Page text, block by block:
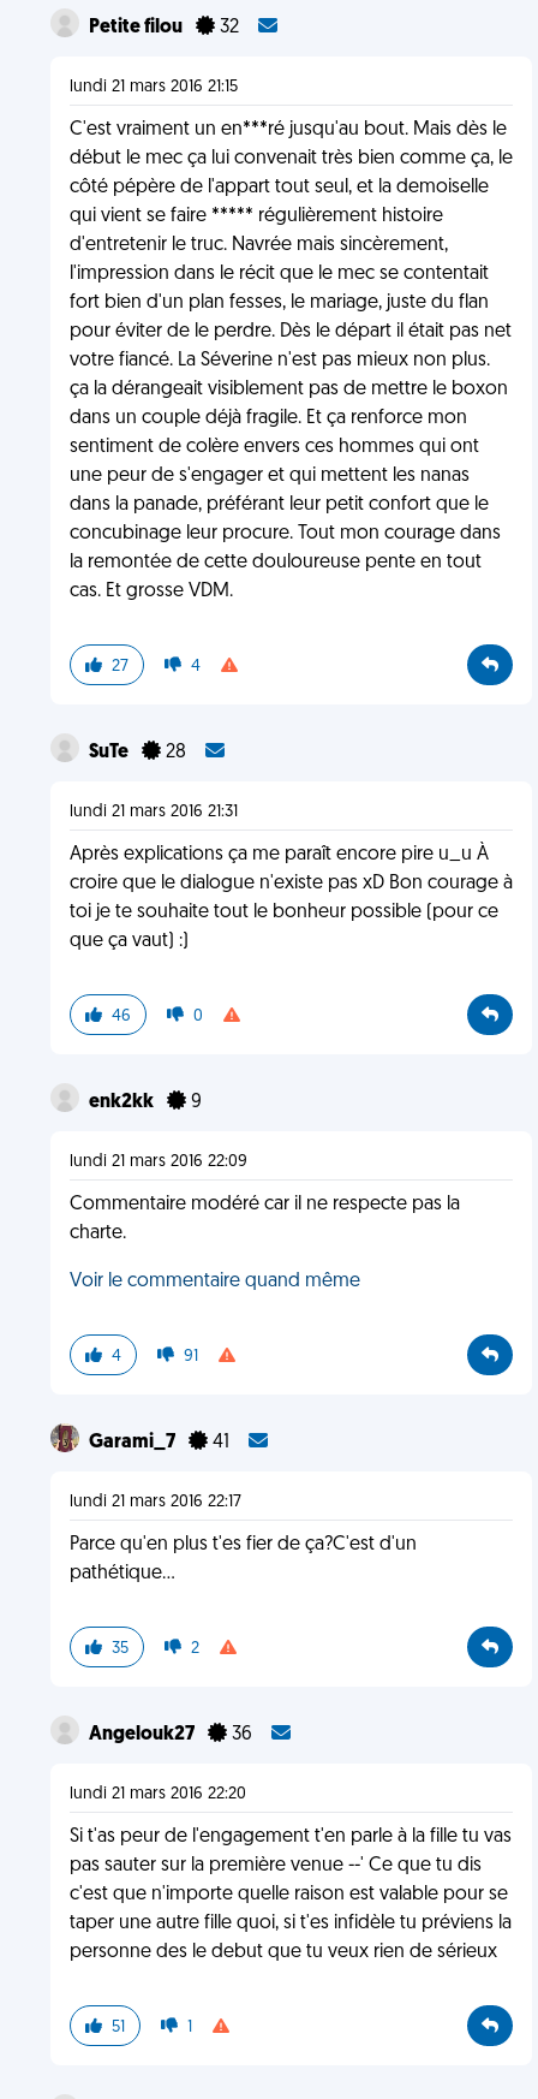
Petite filou 32
lundi 21 mars 2016 21:15
C'est vraiment un en***ré jusqu'au bout. Mais dès le
début le mec ça lui convenait très bien comme ça, le
côté pépère de l'appart tout seul, et la demoiselle
qui vient se faire ***** régulièrement histoire
d'entretenir le truc. Navrée mais sincèrement,
l'impression dans le récit que le mec se contentait
fort bien d'un plan fesses, le mariage, juste du flan
pour éviter de le perdre. Dès le départ il était pas net
votre fiancé. La Séverine n'est pas mieux non plus.
ça la dérangeait visiblement pas de mettre le boxon
dans un couple déjà fragile. Et ça renforce mon
sentiment de colère envers ces hommes qui ont
une peur de s'engager et qui mettent les nanas
dans la panade, préférant leur petit confort que le
concubinage leur procure. Tout mon courage dans
la remontée de cette douloureuse pente en tout
cas. Et grosse VDM.
27 4
SuTe 28
lundi 21 mars 2016 21:31
Après explications ça me paraît encore pire u_u À
croire que le dialogue n'existe pas xD Bon courage à
toi je te souhaite tout le bonheur possible (pour ce
que ça vaut) :)
46 0
enk2kk 9
lundi 21 mars 2016 22:09
Commentaire modéré car il ne respecte pas la
charte.
Voir le commentaire quand même
4 91
Garami_7 41
lundi 21 mars 2016 22:17
Parce qu'en plus t'es fier de ça?C'est d'un
pathétique...
35 2
Angelouk27 36
lundi 21 mars 2016 22:20
Si t'as peur de l'engagement t'en parle à la fille tu vas
pas sauter sur la première venue --' Ce que tu dis
c'est que n'importe quelle raison est valable pour se
taper une autre fille quoi, si t'es infidèle tu préviens la
personne des le debut que tu veux rien de sérieux
51 1